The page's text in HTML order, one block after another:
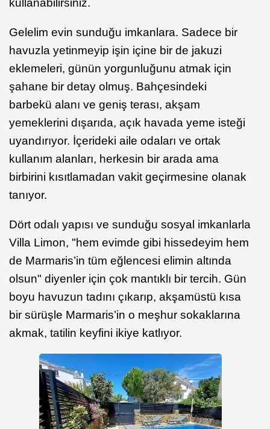
kullanabilirsiniz.
Gelelim evin sunduğu imkanlara. Sadece bir
havuzla yetinmeyip işin içine bir de jakuzi
eklemeleri, günün yorgunluğunu atmak için
şahane bir detay olmuş. Bahçesindeki
barbekü alanı ve geniş terası, akşam
yemeklerini dışarıda, açık havada yeme isteği
uyandırıyor. İçerideki aile odaları ve ortak
kullanım alanları, herkesin bir arada ama
birbirini kısıtlamadan vakit geçirmesine olanak
tanıyor.
Dört odalı yapısı ve sunduğu sosyal imkanlarla
Villa Limon, "hem evimde gibi hissedeyim hem
de Marmaris’in tüm eğlencesi elimin altında
olsun" diyenler için çok mantıklı bir tercih. Gün
boyu havuzun tadını çıkarıp, akşamüstü kısa
bir sürüşle Marmaris’in o meşhur sokaklarına
akmak, tatilin keyfini ikiye katlıyor.